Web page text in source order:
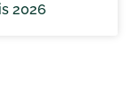
2026